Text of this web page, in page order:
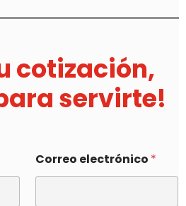
cotización,
servirte!
Correo electrónico *